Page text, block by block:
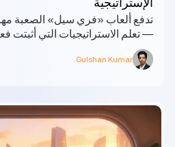
تدفع ألعاب «فري سيل» الصعبة
— تعلم الاستراتيجيات التي أثبتت
الخفية، واتقن التعامل مع
لعبك والفوز في كثير من الأحيان.
Gulshan Kumar